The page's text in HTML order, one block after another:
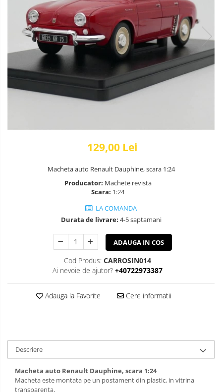
129,00 Lei
Macheta auto Renault Dauphine, scara 1:24
Producator: Machete revista
Scara: 1:24
LA COMANDA
Durata de livrare: 4-5 saptamani
ADAUGA IN COS
Cod Produs: CARROSIN014
Ai nevoie de ajutor? +40722973387
Adauga la Favorite Cere informatii
Descriere
Macheta auto Renault Dauphine, scara 1:24
Macheta este montata pe un postament din plastic, in vitrina
transparenta.